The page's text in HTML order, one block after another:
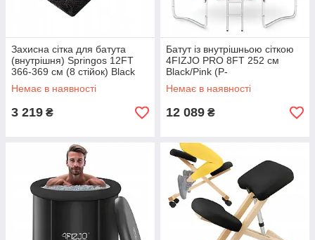
Захисна сітка для батута
(внутрішня) Springos 12FT
366-369 см (8 стійок) Black
Немає в наявності
3 219 ₴
Батут із внутрішньою сіткою
4FIZJO PRO 8FT 252 см
Black/Pink (P-
5907739314550)
Немає в наявності
12 089 ₴